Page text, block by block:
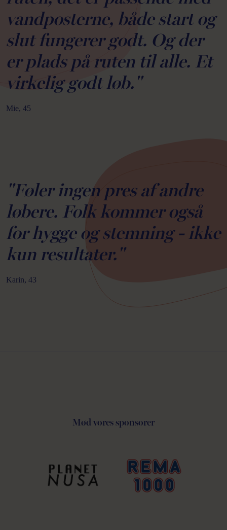
vandposterne, både start og
slut fungerer godt. Og der
er plads på ruten til alle. Et
virkelig godt løb."
Mie, 45
"Føler ingen pres af andre
løbere. Folk kommer også
for hygge og stemning - ikke
kun resultater."
Karin, 43
Mød vores sponsorer